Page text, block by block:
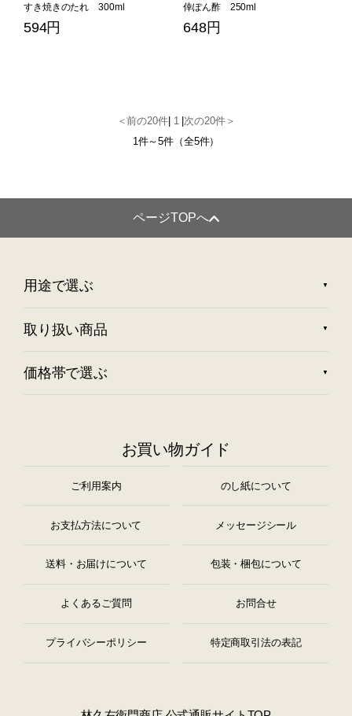
すき焼きのたれ 300ml
594円
倖ぽん酢 250ml
648円
＜前の20件| 1
次の20件＞
1件～5件（全5件）
ページTOPへ
用途で選ぶ
取り扱い商品
価格帯で選ぶ
お買い物ガイド
ご利用案内 のし紙について
お支払方法について メッセージシール
送料・お届けについて 包装・梱包について
よくあるご質問 お問合せ
プライバシーポリシー 特定商取引法の表記